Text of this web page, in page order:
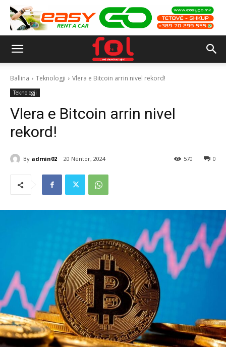
Ballina Teknologji Vlera e Bitcoin arrin nivel rekord!
Teknologji
Vlera e Bitcoin arrin nivel
rekord!
By admin02 20 Nëntor, 2024 0
570